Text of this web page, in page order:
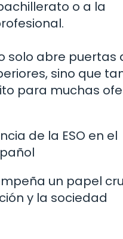
o a la
solo abre puertas
sino que
para muchas
de la ESO en el
un papel
y la sociedad